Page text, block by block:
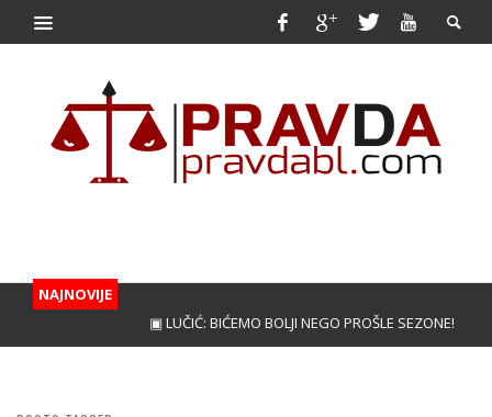
NAJNOVIJE
▣ LUČIĆ: BIĆEMO BOLJI NEGO PROŠLE SEZONE! ▣